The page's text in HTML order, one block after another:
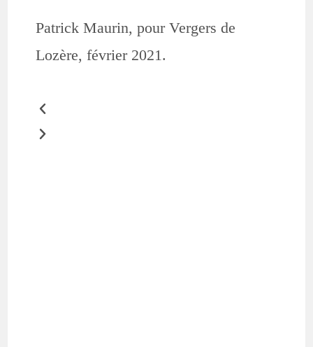
Patrick Maurin, pour Vergers de
Lozère, février 2021.